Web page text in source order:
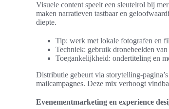
Visuele content speelt een sleutelrol bij
maken narratieven tastbaar en
diepte.
Tip: werk met lokale fotografen en
Techniek: gebruik dronebeelden
Toegankelijkheid: ondertiteling en
Distributie gebeurt via storytelling-
mailcampagnes. Deze mix verhoogt
Evenementmarketing en experience